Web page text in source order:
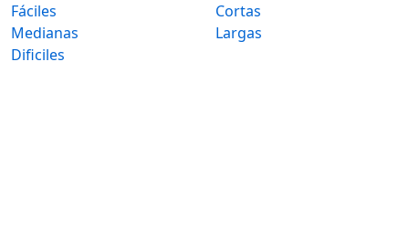
Fáciles
Medianas
Dificiles
Cortas
Largas